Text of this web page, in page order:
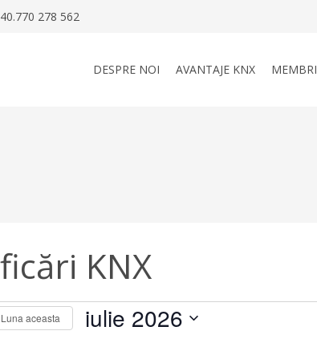
278 562
DESPRE NOI AVANTAJE KNX MEMBRI
KNX
Luna aceasta iulie 2026